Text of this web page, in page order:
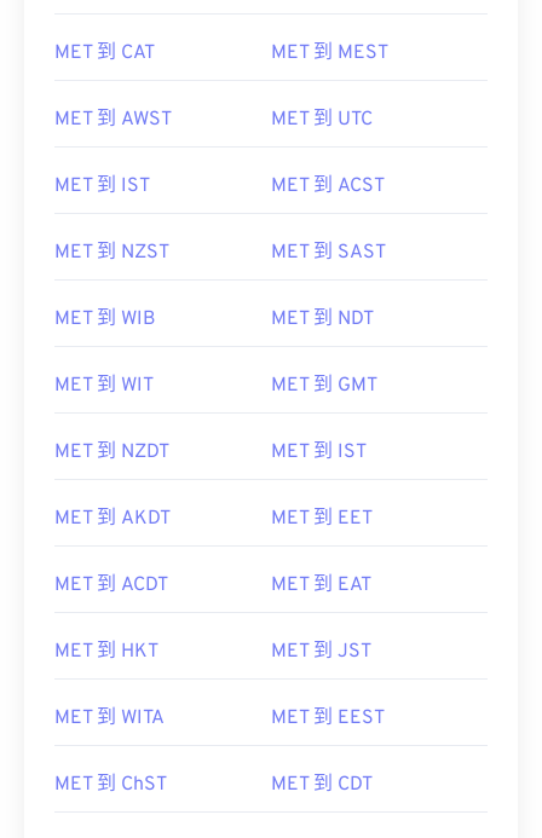
MET 到 CAT MET 到 MEST
MET 到 AWST MET 到 UTC
MET 到 IST MET 到 ACST
MET 到 NZST MET 到 SAST
MET 到 WIB MET 到 NDT
MET 到 WIT MET 到 GMT
MET 到 NZDT MET 到 IST
MET 到 AKDT MET 到 EET
MET 到 ACDT MET 到 EAT
MET 到 HKT MET 到 JST
MET 到 WITA MET 到 EEST
MET 到 ChST MET 到 CDT